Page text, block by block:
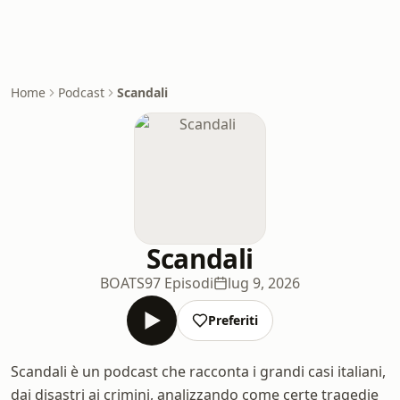
Home Podcast Scandali
Scandali
BOATS97 Episodi lug 9, 2026
Preferiti
Scandali è un podcast che racconta i grandi casi italiani,
dai disastri ai crimini, analizzando come certe tragedie